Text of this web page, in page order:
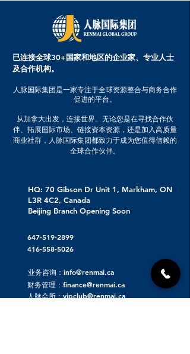
已连接全球30+国家和地区的企业家、专业人士
及合作机构。
人脉国际集团是一家专注于全球资源整合与商务合作
促进的平台。
从加拿大出发，连接世界。无论您是在寻找合作伙
伴、拓展国际市场、链接资本资源，还是加入高质量
商业社群，人脉国际集团都致力于成为您值得信赖的
全球合作伙伴。
HQ: 70 Gibson Dr Unit 1, Markham, ON
L3R 4C2, Canada
Beijing Branch Opening Soon
647-519-2899
416-558-5026
业务咨询：info@renmai.ca
财务管理：finance@renmai.ca
人脉会所：vipclub@renmai.ca